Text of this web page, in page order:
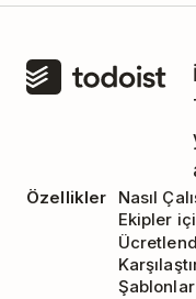
Özellikler
Nasıl
Ekipler
Şablonlar